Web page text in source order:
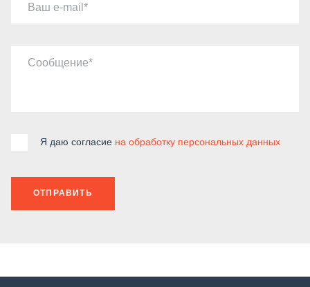
Ваш e-mail
Сообщение
Я даю согласие на обработку персональных данных
ОТПРАВИТЬ